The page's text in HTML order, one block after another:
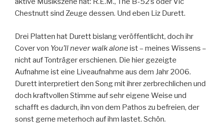
Chestnutt sind Zeuge dessen. Und eben Liz Durett.
Drei Platten hat Durett bislang veröffentlicht, doch ihr
Cover von You’ll never walk alone ist – meines Wissens –
nicht auf Tonträger erschienen. Die hier gezeigte
Aufnahme ist eine Liveaufnahme aus dem Jahr 2006.
Durett interpretiert den Song mit ihrer zerbrechlichen und
doch kraftvollen Stimme auf sehr eigene Weise und
schafft es dadurch, ihn von dem Pathos zu befreien, der
sonst gerne meterhoch auf ihm lastet. Schön.